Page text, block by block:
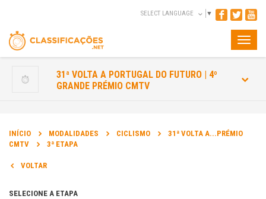
Toggle
SELECT LANGUAGE ▼
31ª VOLTA A PORTUGAL DO FUTURO | 4º
GRANDE PRÉMIO CMTV
INÍCIO MODALIDADES CICLISMO
31ª VOLTA A...PRÉMIO
CMTV
3ª ETAPA
VOLTAR
SELECIONE A ETAPA